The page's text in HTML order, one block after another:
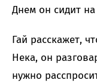
Днем он сидит
Гай расскажет,
Нека, он
нужно